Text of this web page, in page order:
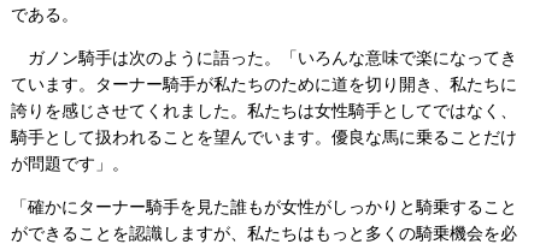
である。
ガノン騎手は次のように語った。「いろんな意味で楽になってき
ています。ターナー騎手が私たちのために道を切り開き、私たちに
誇りを感じさせてくれました。私たちは女性騎手としてではなく、
騎手として扱われることを望んでいます。優良な馬に乗ることだけ
が問題です」。
「確かにターナー騎手を見た誰もが女性がしっかりと騎乗すること
ができることを認識しますが、私たちはもっと多くの騎乗機会を必